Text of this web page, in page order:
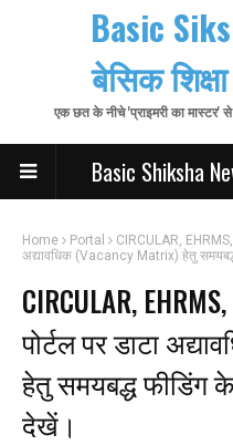
Basic
बेसिक
एक छत के नीचे 'प्राइमरी का मास्टर'
Basic Shiksha
Home Portal
CIRCULAR, EHRMS,
अद्यावधिक (Vacancy Matrix) हेतु
CIRCULAR,
पोर्टल पर डाटा
हेतु समयबद्ध फीडिंग
देखें।